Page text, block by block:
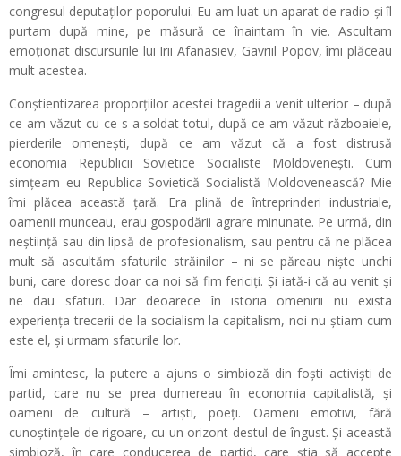
congresul deputaților poporului. Eu am luat un aparat de radio și îl
purtam după mine, pe măsură ce înaintam în vie. Ascultam
emoționat discursurile lui Irii Afanasiev, Gavriil Popov, îmi plăceau
mult acestea.
Conștientizarea proporțiilor acestei tragedii a venit ulterior – după
ce am văzut cu ce s-a soldat totul, după ce am văzut războaiele,
pierderile omenești, după ce am văzut că a fost distrusă
economia Republicii Sovietice Socialiste Moldovenești. Cum
simțeam eu Republica Sovietică Socialistă Moldovenească? Mie
îmi plăcea această țară. Era plină de întreprinderi industriale,
oamenii munceau, erau gospodării agrare minunate. Pe urmă, din
neștiință sau din lipsă de profesionalism, sau pentru că ne plăcea
mult să ascultăm sfaturile străinilor – ni se păreau niște unchi
buni, care doresc doar ca noi să fim fericiți. Și iată-i că au venit și
ne dau sfaturi. Dar deoarece în istoria omenirii nu exista
experiența trecerii de la socialism la capitalism, noi nu știam cum
este el, și urmam sfaturile lor.
Îmi amintesc, la putere a ajuns o simbioză din foști activiști de
partid, care nu se prea dumereau în economia capitalistă, și
oameni de cultură – artiști, poeți. Oameni emotivi, fără
cunoștințele de rigoare, cu un orizont destul de îngust. Și această
simbioză, în care conducerea de partid, care știa să accepte